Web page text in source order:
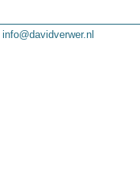
info@davidverwer.nl